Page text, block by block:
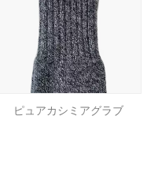
ピュアカシミアグラブ